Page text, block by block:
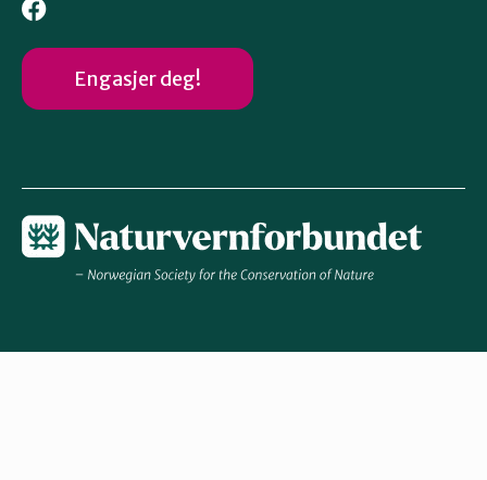
Engasjer deg!